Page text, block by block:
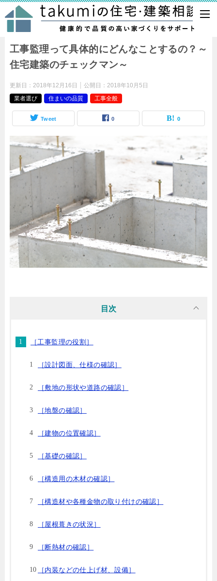
建築士takumiの間取り診断・家づくりのセカンドオピニオン
工事監理って具体的にどんなことするの？～
住宅建築のチェックマン～
更新日： 2018年12月16日 公開日： 2018年10月5日
業者選び
住まいの品質 工事全般
Tweet 0 0
目次
［工事監理の役割］
［設計図面、仕様の確認］
［敷地の形状や道路の確認］
［地盤の確認］
［建物の位置確認］
［基礎の確認］
［構造用の木材の確認］
［構造材や各種金物の取り付けの確認］
［屋根葺きの状況］
［断熱材の確認］
［内装などの仕上げ材、設備］